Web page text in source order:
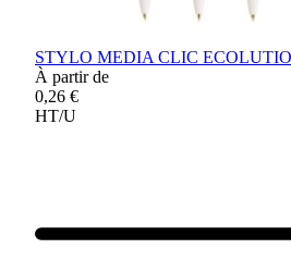
STYLO MEDIA CLIC
À partir de
0,26 €
HT/U